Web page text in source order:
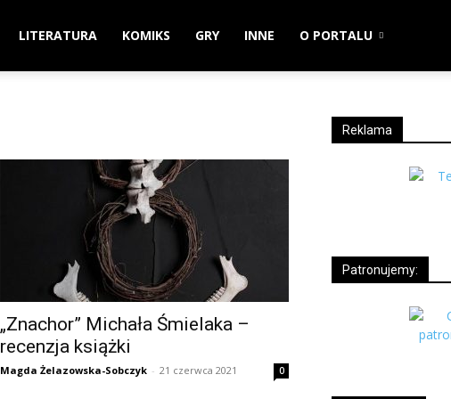
LITERATURA KOMIKS GRY INNE O PORTALU
„Znachor” Michała Śmielaka –
recenzja książki
Magda Żelazowska-Sobczyk - 21 czerwca 2021 0
Reklama
Patronujemy: